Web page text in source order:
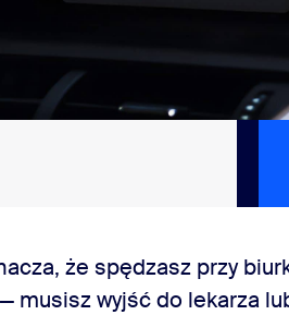
że spędzasz przy
musisz wyjść do lekarza